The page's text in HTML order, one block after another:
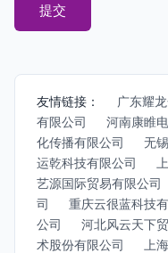
友情链接： 广东耀
有限公司
河南康睢
化传播有限公司
无
运乾科技有限公司
艺源国际贸易有限公司
司
重庆云很蓝科技
公司
河北风云天下
术股份有限公司
上